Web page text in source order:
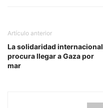
Artículo anterior
La solidaridad internacional
procura llegar a Gaza por
mar